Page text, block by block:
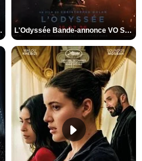
VO STFR L'Odyssée Bande-annonce VO STFR